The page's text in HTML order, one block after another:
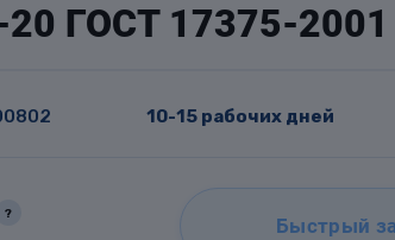
20 ГОСТ 17375-2001
10-15 рабочих дней
? Быстрый